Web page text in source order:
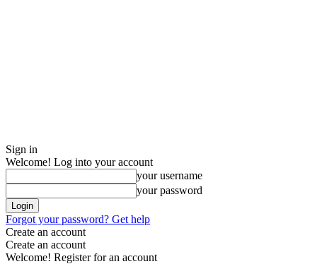
Sign in
Welcome! Log into your account
your username
your password
Forgot your password? Get help
Create an account
Create an account
Welcome! Register for an account